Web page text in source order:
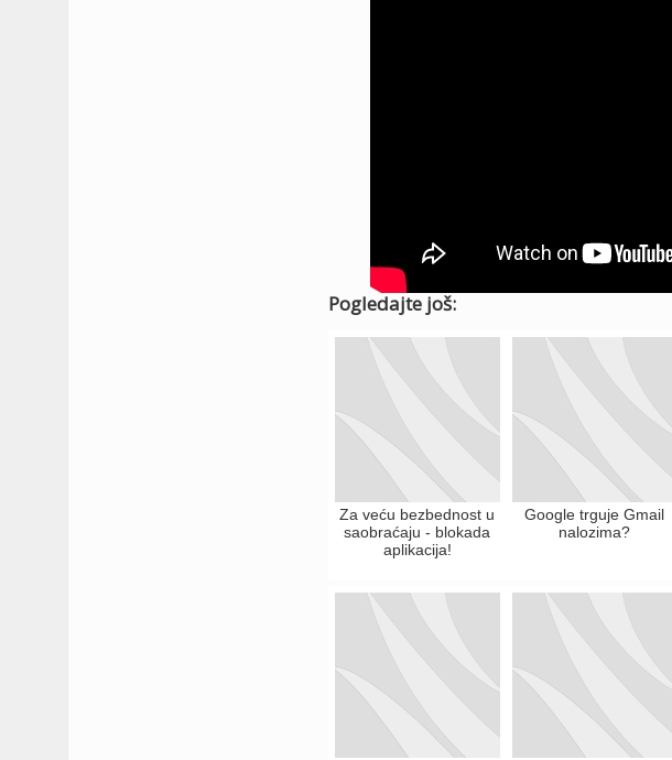
Pogledajte još:
Za veću bezbednost u
saobraćaju - blokada
aplikacija!
Google trguje Gmail
nalozima?